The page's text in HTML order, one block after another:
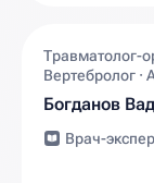
Травматолог-
Вертебролог ·
Богданов
Врач-